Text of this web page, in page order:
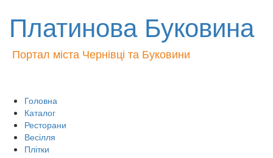
Платинова Буковина
Портал міста Чернівці та Буковини
Головна
Каталог
Ресторани
Весілля
Плітки